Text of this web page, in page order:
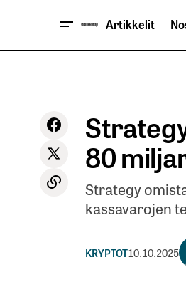
Artikkelit
80
Strategy
kassavarojen
KRYPTOT10.10.2025